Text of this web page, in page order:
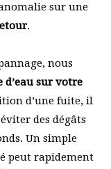
sur une
.
nous
d’eau sur votre
d’une fuite, il
des dégâts
Un simple
peut rapidement